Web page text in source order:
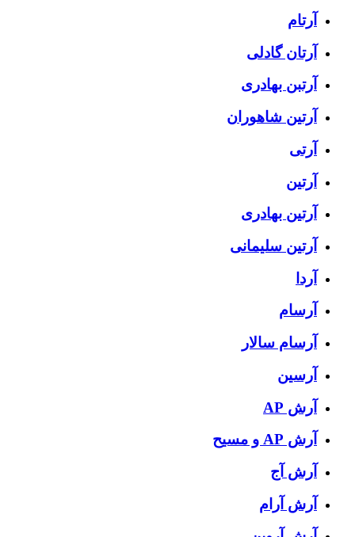
آرتام
آرتان گادلی
آرتبن بهادری
آرتين شاهوران
آرتی
آرتین
آرتین بهادری
آرتین سلیمانی
آردا
آرسام
آرسام سالار
آرسین
آرش AP
آرش AP و مسیح
آرش آج
آرش آرام